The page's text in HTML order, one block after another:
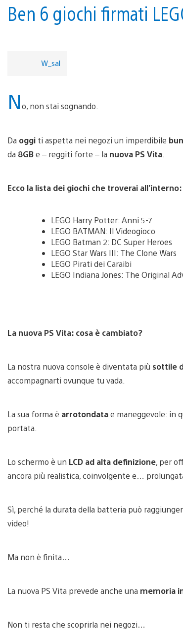
Ben 6 giochi firmati
W_sal
No, non stai sognando.
Da oggi ti aspetta nei negozi un imperdibile
da 8GBe – reggiti forte – la nuova PS Vita
Ecco la lista dei giochi che troverai all’interno:
LEGO Harry Potter: Anni 5-7
LEGO BATMAN: Il Videogioco
LEGO Batman 2: DC Super Heroes
LEGO Star Wars III: The Clone Wars
LEGO Pirati dei Caraibi
LEGO Indiana Jones: The Original
La nuova PS Vita: cosa è cambiato?
La nostra nuova console è diventata più sottile
accompagnarti ovunque tu vada.
La sua forma è arrotondatae maneggevole: in
portata.
Lo schermo è un LCD ad alta definizione, per
ancora più realistica, coinvolgente e…
Sì, perché la durata della batteria può
video!
Ma non è finita…
La nuova PS Vita prevede anche una memoria
Non ti resta che scoprirla nei negozi…